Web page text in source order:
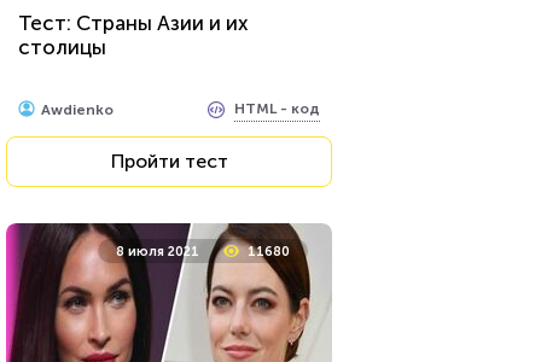
Тест: Страны Азии и их
столицы
Awdienko HTML - код
Пройти тест
8 июля 2021 11680